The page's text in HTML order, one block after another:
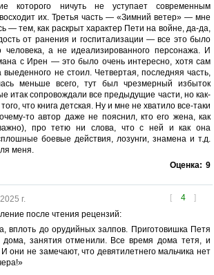
которого ничуть не уступает современным
их. Третья часть — «Зимний ветер» — мне
— тем, как раскрыт характер Пети на войне, да-да,
от ранения и госпитализации — все это было
человека, а не идеализированного персонажа. И
с Ирен — это было очень интересно, хотя сам
не стоил. Четвертая, последняя часть,
меньше всего, тут был чрезмерный избыток
итак сопровождали все предыдущие части, но как-
что книга детская. Ну и мне не хватило все-таки
то автор даже не пояснил, кто его жена, как
про тетю ни слова, что с ней и как она
боевые действия, лозунги, знамена и т.д.
меня.
Оценка: 9
[ 4 ]
г.
после чтения рецензий:
вплоть до орудийных залпов. Приготовишка Петя
дома, занятия отменили. Все время дома тетя, и
они не замечают, что девятилетнего мальчика нет